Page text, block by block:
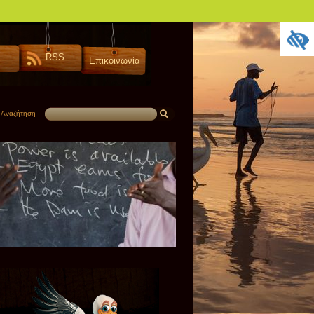
RSS Επικοινωνία
Αναζήτηση